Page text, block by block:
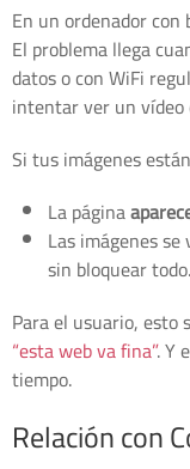
En un ordenador
El problema llega
datos o con WiFi
intentar ver un vídeo
Si tus imágenes
La página
Las imágenes
sin bloquear todo.
Para el usuario, esto
“esta web va fina”. Y
tiempo.
Relación con